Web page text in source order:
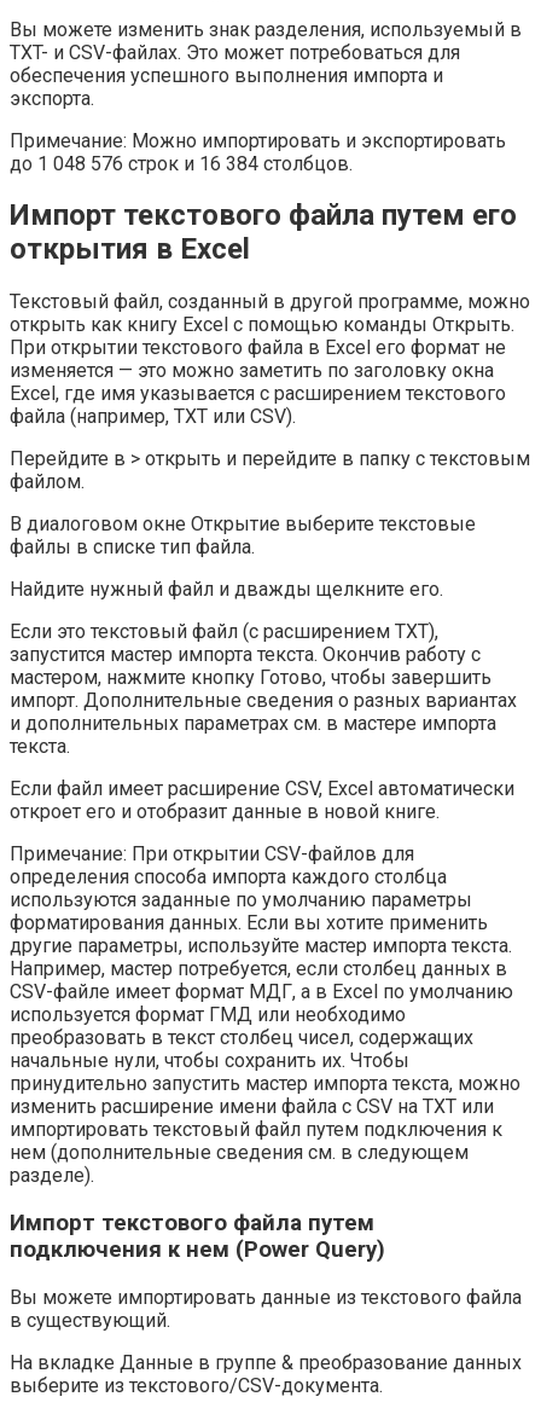
Вы можете изменить знак разделения, используемый в
TXT- и CSV-файлах. Это может потребоваться для
обеспечения успешного выполнения импорта и
экспорта.
Примечание: Можно импортировать и экспортировать
до 1 048 576 строк и 16 384 столбцов.
Импорт текстового файла путем его
открытия в Excel
Текстовый файл, созданный в другой программе, можно
открыть как книгу Excel с помощью команды Открыть.
При открытии текстового файла в Excel его формат не
изменяется — это можно заметить по заголовку окна
Excel, где имя указывается с расширением текстового
файла (например, TXT или CSV).
Перейдите в > открыть и перейдите в папку с текстовым
файлом.
В диалоговом окне Открытие выберите текстовые
файлы в списке тип файла.
Найдите нужный файл и дважды щелкните его.
Если это текстовый файл (с расширением ТХТ),
запустится мастер импорта текста. Окончив работу с
мастером, нажмите кнопку Готово, чтобы завершить
импорт. Дополнительные сведения о разных вариантах
и дополнительных параметрах см. в мастере импорта
текста.
Если файл имеет расширение CSV, Excel автоматически
откроет его и отобразит данные в новой книге.
Примечание: При открытии CSV-файлов для
определения способа импорта каждого столбца
используются заданные по умолчанию параметры
форматирования данных. Если вы хотите применить
другие параметры, используйте мастер импорта текста.
Например, мастер потребуется, если столбец данных в
CSV-файле имеет формат МДГ, а в Excel по умолчанию
используется формат ГМД или необходимо
преобразовать в текст столбец чисел, содержащих
начальные нули, чтобы сохранить их. Чтобы
принудительно запустить мастер импорта текста, можно
изменить расширение имени файла с CSV на TXT или
импортировать текстовый файл путем подключения к
нем (дополнительные сведения см. в следующем
разделе).
Импорт текстового файла путем
подключения к нем (Power Query)
Вы можете импортировать данные из текстового файла
в существующий.
На вкладке Данные в группе & преобразование данных
выберите из текстового/CSV-документа.